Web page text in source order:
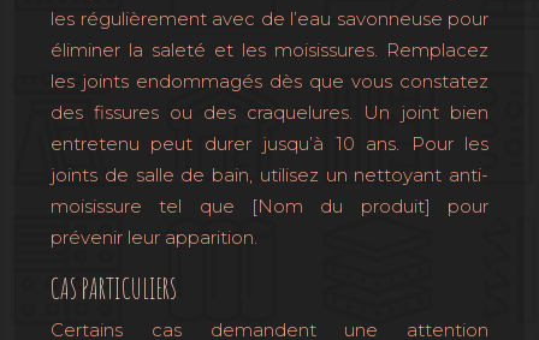
les régulièrement avec de l’eau savonneuse pour
éliminer la saleté et les moisissures. Remplacez
les joints endommagés dès que vous constatez
des fissures ou des craquelures. Un joint bien
entretenu peut durer jusqu’à 10 ans. Pour les
joints de salle de bain, utilisez un nettoyant anti-
moisissure tel que [Nom du produit] pour
prévenir leur apparition.
CAS PARTICULIERS
Certains cas demandent une attention